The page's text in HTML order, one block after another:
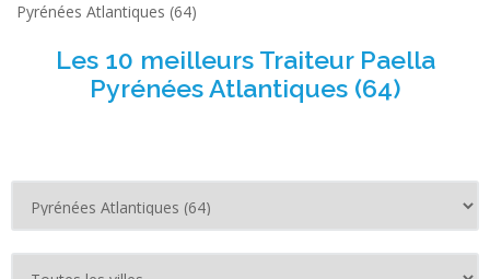
Pyrénées Atlantiques (64)
Les 10 meilleurs Traiteur Paella
Pyrénées Atlantiques (64)